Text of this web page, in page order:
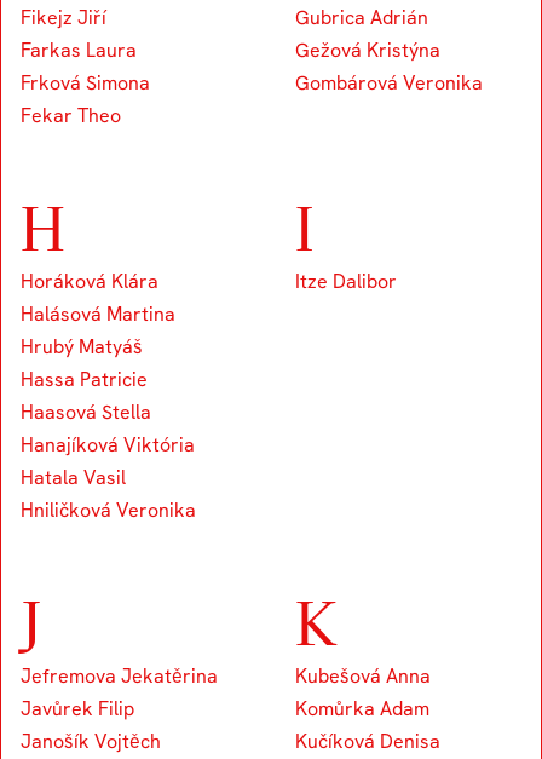
Fikejz Jiří
Farkas Laura
Frková Simona
Fekar Theo
Gubrica Adrián
Gežová Kristýna
Gombárová Veronika
H
Horáková Klára
Halásová Martina
Hrubý Matyáš
Hassa Patricie
Haasová Stella
Hanajíková Viktória
Hatala Vasil
Hniličková Veronika
I
Itze Dalibor
J
Jefremova Jekatěrina
Javůrek Filip
Janošík Vojtěch
K
Kubešová Anna
Komůrka Adam
Kučíková Denisa